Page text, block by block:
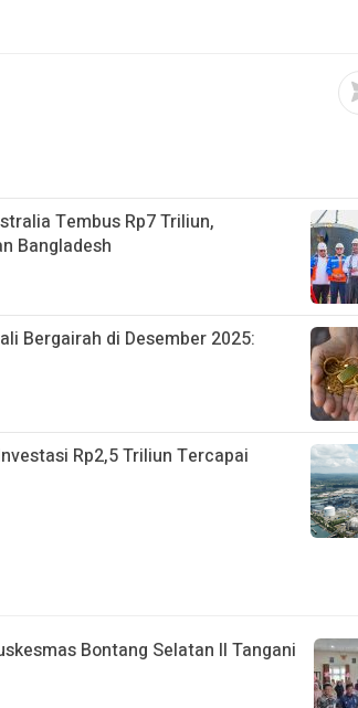
Tembus Rp7 Triliun,
Bangladesh
Bergairah di Desember 2025:
Rp2,5 Triliun Tercapai
Bontang Selatan II Tangani